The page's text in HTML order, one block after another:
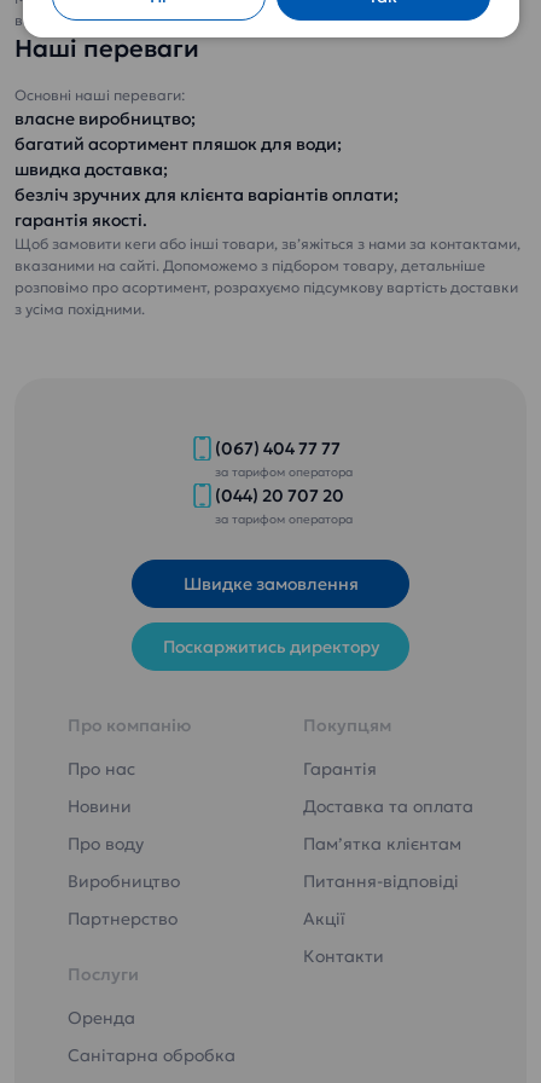
ультрафіолетом
Питна вода «Еталон
Пом’якшена»
Замовити доставку
питної води додому чи
всі варіації в будь-яких кількостях.
Наші переваги
Основні наші переваги:
власне виробництво;
багатий асортимент пляшок для води;
швидка доставка;
безліч зручних для клієнта варіантів оплати;
гарантія якості.
Щоб замовити кеги або інші товари, зв’яжіться з нами за контактами,
вказаними на сайті. Допоможемо з підбором товару, детальніше
розповімо про асортимент, розрахуємо підсумкову вартість доставки
з усіма похідними.
(067) 404 77 77
за тарифом оператора
(044) 20 707 20
за тарифом оператора
Швидке замовлення
Поскаржитись директору
Про компанію
Про нас
Новини
Про воду
Виробництво
Партнерство
Послуги
Оренда
Санітарна обробка
Покупцям
Гарантія
Доставка та оплата
Пам’ятка клієнтам
Питання-відповіді
Акції
Контакти